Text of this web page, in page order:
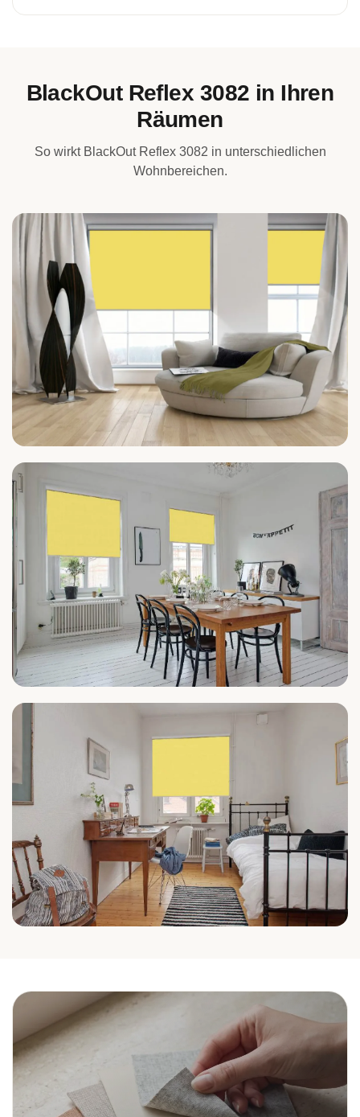
BlackOut Reflex 3082 in Ihren
Räumen
So wirkt BlackOut Reflex 3082 in unterschiedlichen
Wohnbereichen.